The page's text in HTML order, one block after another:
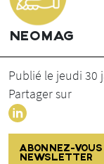
NEOMAG
Publié le jeudi 30
Partager sur
ABONNEZ-
NEWSLETTER